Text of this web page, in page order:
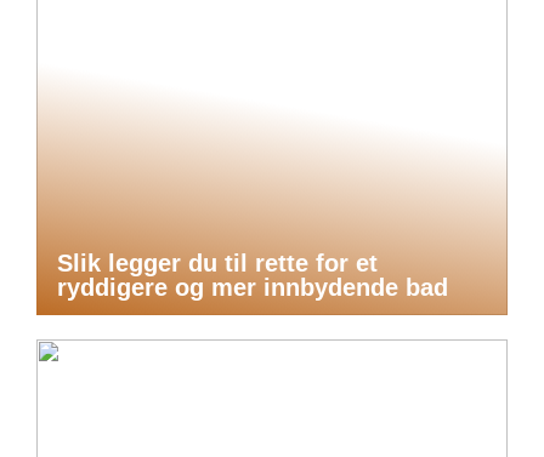
Slik legger du til rette for et
ryddigere og mer innbydende bad